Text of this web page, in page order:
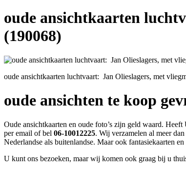
oude ansichtkaarten
(190068)
oude ansichtkaarten luchtvaart: Jan Olieslagers, met
oude ansichten te koop
Oude ansichtkaarten en oude foto’s zijn geld waard.
per email of bel 06-10012225. Wij verzamelen al meer
Nederlandse als buitenlandse. Maar ook fantasiekaarten
U kunt ons bezoeken, maar wij komen ook graag bij u